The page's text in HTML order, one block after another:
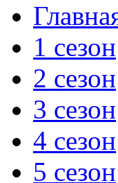
1 сезон
2 сезон
3 сезон
4 сезон
5 сезон